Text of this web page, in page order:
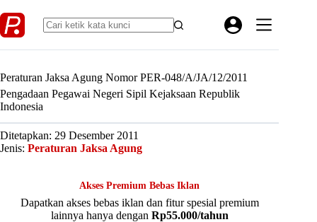
to
content
Peraturan Jaksa Agung Nomor PER-048/A/JA/12/2011
Pengadaan Pegawai Negeri Sipil Kejaksaan Republik
Indonesia
Ditetapkan: 29 Desember 2011
Jenis: Peraturan Jaksa Agung
Akses Premium Bebas Iklan
Dapatkan akses bebas iklan dan fitur spesial premium
lainnya hanya dengan Rp55.000/tahun